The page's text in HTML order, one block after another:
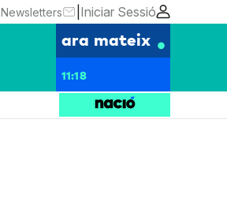
Newsletters Iniciar Sessió
ara mateix
11:18